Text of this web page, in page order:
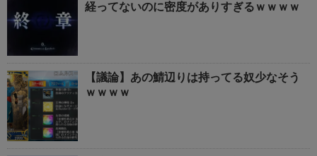
経ってないのに密度がありすぎるｗｗｗｗ
【議論】あの鯖辺りは持ってる奴少なそう
ｗｗｗｗ